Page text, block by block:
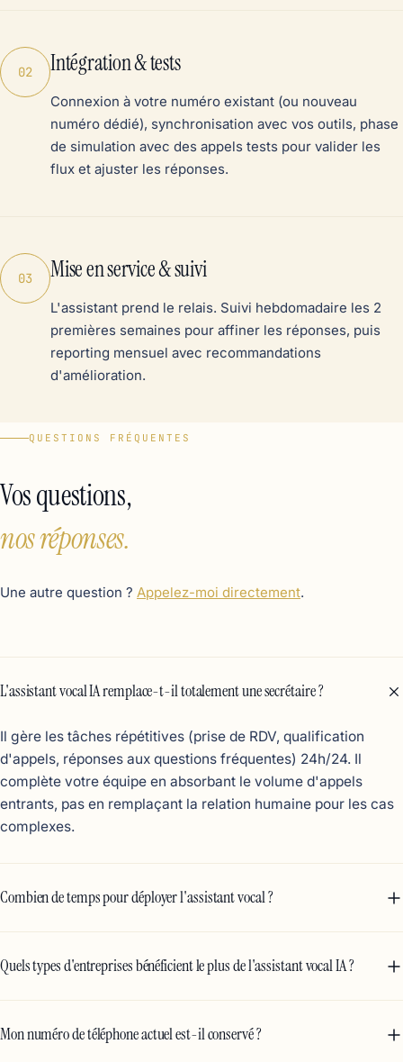
02 Intégration & tests
Connexion à votre numéro existant (ou nouveau
numéro dédié), synchronisation avec vos outils, phase
de simulation avec des appels tests pour valider les
flux et ajuster les réponses.
03 Mise en service & suivi
L'assistant prend le relais. Suivi hebdomadaire les 2
premières semaines pour affiner les réponses, puis
reporting mensuel avec recommandations
d'amélioration.
QUESTIONS FRÉQUENTES
Vos questions,
nos réponses.
Une autre question ? Appelez-moi directement.
L'assistant vocal IA remplace-t-il totalement une secrétaire ?
Il gère les tâches répétitives (prise de RDV, qualification
d'appels, réponses aux questions fréquentes) 24h/24. Il
complète votre équipe en absorbant le volume d'appels
entrants, pas en remplaçant la relation humaine pour les cas
complexes.
Combien de temps pour déployer l'assistant vocal ?
Quels types d'entreprises bénéficient le plus de l'assistant vocal IA ?
Mon numéro de téléphone actuel est-il conservé ?